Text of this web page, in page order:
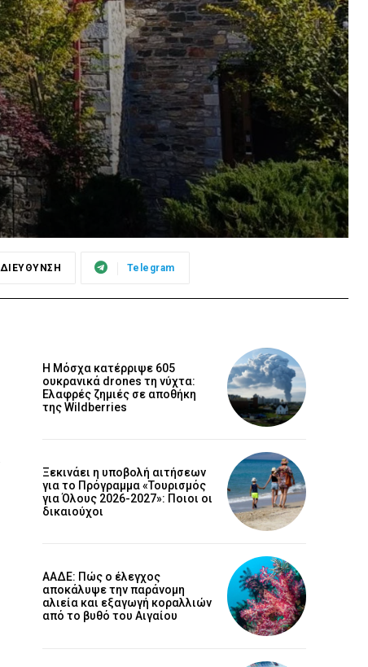
Telegram
Η Μόσχα κατέρριψε 605
ουκρανικά drones τη νύχτα:
Ελαφρές ζημιές σε αποθήκη
της Wildberries
Ξεκινάει η υποβολή αιτήσεων
για το Πρόγραμμα «Τουρισμός
για Όλους 2026-2027»: Ποιοι οι
δικαιούχοι
ΑΑΔΕ: Πώς ο έλεγχος
αποκάλυψε την παράνομη
αλιεία και εξαγωγή κοραλλιών
από το βυθό του Αιγαίου